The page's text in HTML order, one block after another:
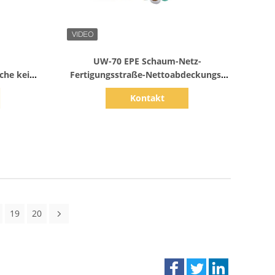
keine
UW-70 EPE Schaum-Netz-
Fertigungsstraße-Nettoabdeckungs-
Maschinen-Ausrüstung
Kontakt
19 20